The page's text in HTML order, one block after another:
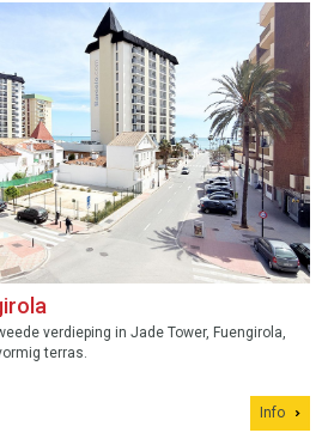
verdieping in Jade Tower, Fuengirola,
terras.
Info